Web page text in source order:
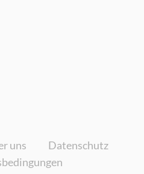
uns
Datenschutz